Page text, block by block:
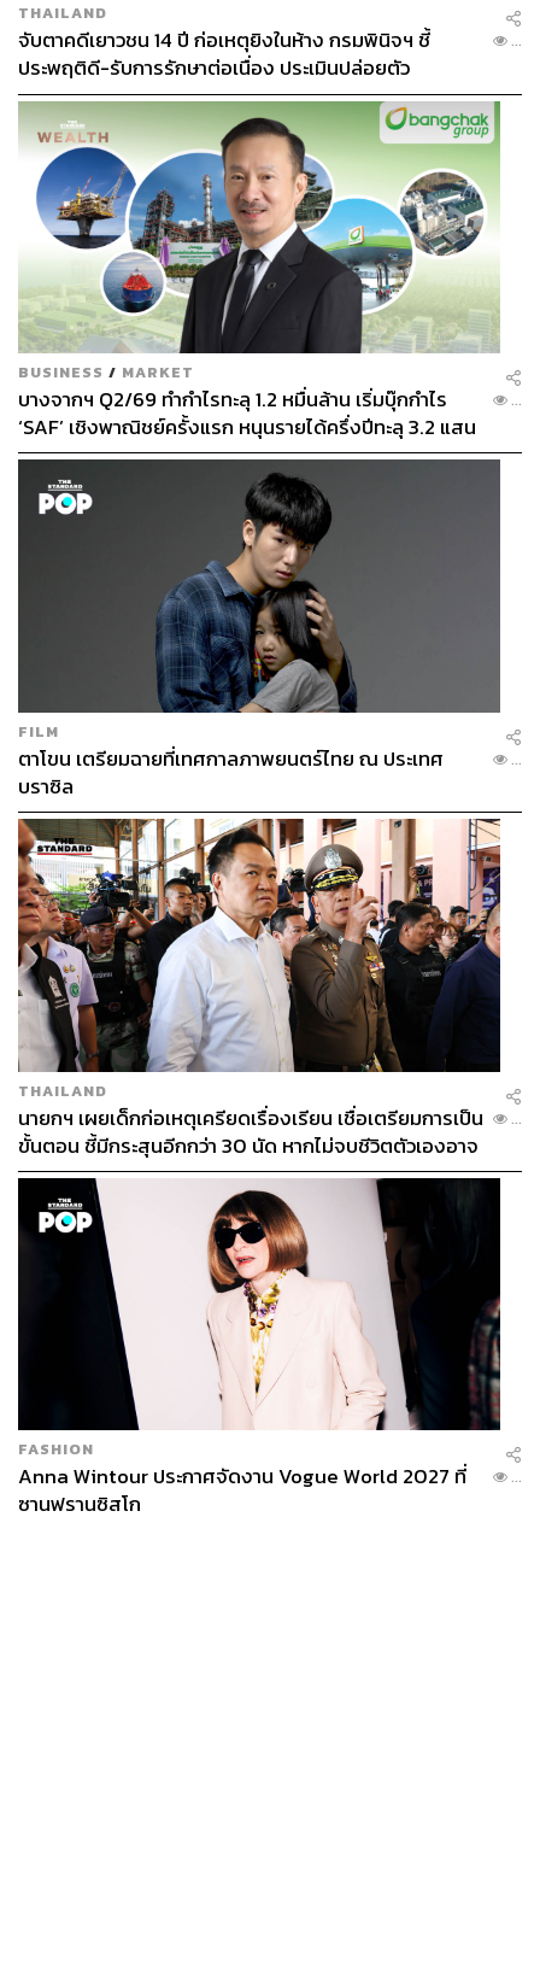
THAILAND
จับตาคดีเยาวชน 14 ปี ก่อเหตุยิงในห้าง กรมพินิจฯ ชี้
ประพฤติดี-รับการรักษาต่อเนื่อง ประเมินปล่อยตัว
...
BUSINESS / MARKET
บางจากฯ Q2/69 ทำกำไรทะลุ 1.2 หมื่นล้าน เริ่มบุ๊กกำไร
‘SAF’ เชิงพาณิชย์ครั้งแรก หนุนรายได้ครึ่งปีทะลุ 3.2 แสน
ล้าน
...
FILM
ตาโขน เตรียมฉายที่เทศกาลภาพยนตร์ไทย ณ ประเทศ
บราซิล
...
THAILAND
นายกฯ เผยเด็กก่อเหตุเครียดเรื่องเรียน เชื่อเตรียมการเป็น
ขั้นตอน ชี้มีกระสุนอีกกว่า 30 นัด หากไม่จบชีวิตตัวเองอาจ
สูญเสียเพิ่ม
...
FASHION
Anna Wintour ประกาศจัดงาน Vogue World 2027 ที่
ซานฟรานซิสโก
...